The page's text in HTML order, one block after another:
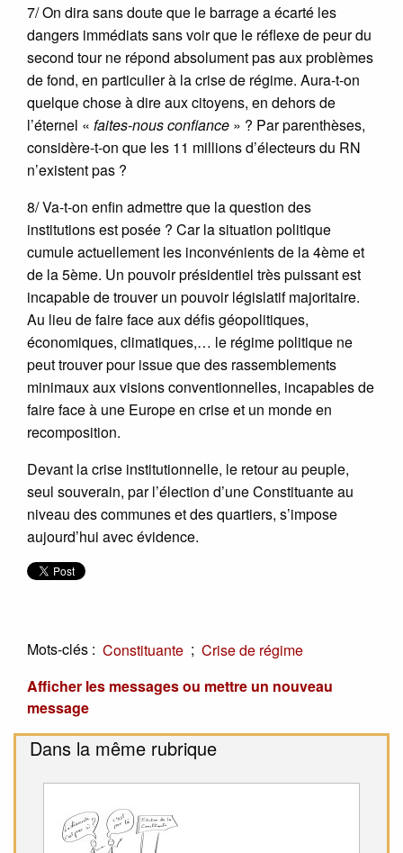
7/ On dira sans doute que le barrage a écarté les
dangers immédiats sans voir que le réflexe de peur du
second tour ne répond absolument pas aux problèmes
de fond, en particulier à la crise de régime. Aura-t-on
quelque chose à dire aux citoyens, en dehors de
l’éternel « faites-nous confiance » ? Par parenthèses,
considère-t-on que les 11 millions d’électeurs du RN
n’existent pas ?
8/ Va-t-on enfin admettre que la question des
institutions est posée ? Car la situation politique
cumule actuellement les inconvénients de la 4ème et
de la 5ème. Un pouvoir présidentiel très puissant est
incapable de trouver un pouvoir législatif majoritaire.
Au lieu de faire face aux défis géopolitiques,
économiques, climatiques,… le régime politique ne
peut trouver pour issue que des rassemblements
minimaux aux visions conventionnelles, incapables de
faire face à une Europe en crise et un monde en
recomposition.
Devant la crise institutionnelle, le retour au peuple,
seul souverain, par l’élection d’une Constituante au
niveau des communes et des quartiers, s’impose
aujourd’hui avec évidence.
Mots-clés : Constituante ; Crise de régime
Afficher les messages ou mettre un nouveau
message
Dans la même rubrique